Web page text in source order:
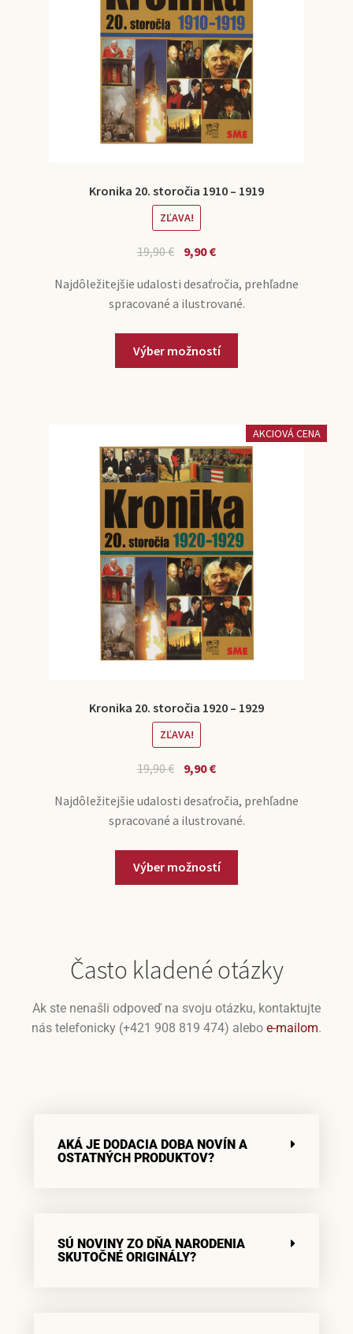
Kronika 20. storočia 1910 – 1919
ZĽAVA!
19,90€ 9,90€
Najdôležitejšie udalosti desaťročia, prehľadne
spracované a ilustrované.
Výber možností
AKCIOVÁ CENA
Kronika 20. storočia 1920 – 1929
ZĽAVA!
19,90€ 9,90€
Najdôležitejšie udalosti desaťročia, prehľadne
spracované a ilustrované.
Výber možností
Často kladené otázky
Ak ste nenašli odpoveď na svoju otázku, kontaktujte
nás telefonicky (+421 908 819 474) alebo e-mailom.
AKÁ JE DODACIA DOBA NOVÍN A
OSTATNÝCH PRODUKTOV?
SÚ NOVINY ZO DŇA NARODENIA
SKUTOČNÉ ORIGINÁLY?